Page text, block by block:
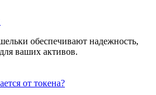
обеспечивают надежность,
ваших активов.
от токена?